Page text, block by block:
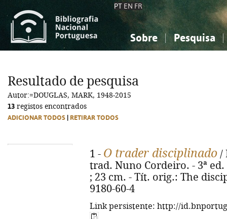
PT EN FR
Sobre Pesquisa
Ciências sociais...
Ciências sociais...
Resultado de pesquisa
Autor:=DOUGLAS, MARK, 1948-2015
13 registos encontrados
ADICIONAR TODOS RETIRAR TODOS
1 - O trader disciplinado /
trad. Nuno Cordeiro. - 3ª
; 23 cm. - Tít. orig.: The
9180-60-4
Link persistente: http://